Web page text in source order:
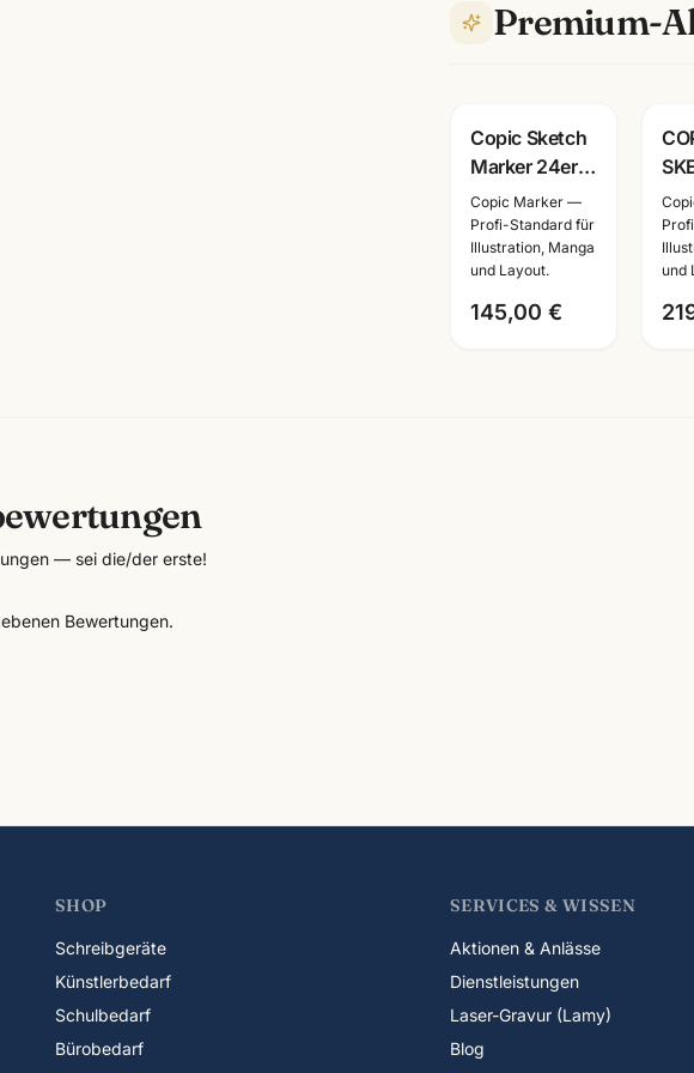
Premium-
Copic Sketch
Marker 24er
Set · Manga
Illustration ·
inkl. Farbkarte
· Mannheim
Copic Marker —
Profi-Standard für
Illustration, Manga
und Layout.
145,00 €
·
und
— sei die/der erste!
Bewertungen.
SHOP
Schreibgeräte
Künstlerbedarf
Schulbedarf
Bürobedarf
SERVICES & WISSEN
Aktionen & Anlässe
Dienstleistungen
Laser-Gravur (Lamy)
Blog